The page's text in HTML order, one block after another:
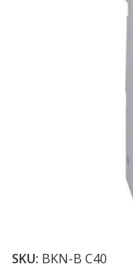
SKU: BKN-B C40